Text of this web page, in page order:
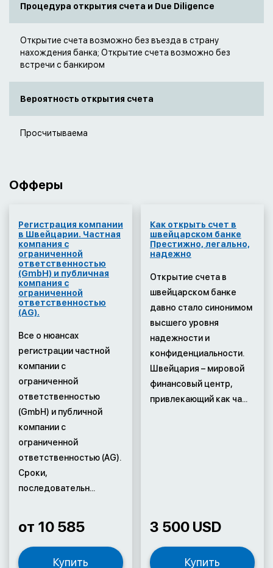
Процедура открытия счета и Due Diligence
Открытие счета возможно без въезда в страну
нахождения банка; Открытие счета возможно без
встречи с банкиром
Вероятность открытия счета
Просчитываема
Офферы
Регистрация компании
в Швейцарии. Частная
компания с
ограниченной
ответственностью
(GmbH) и публичная
компания с
ограниченной
ответственностью
(AG).
Все о нюансах
регистрации частной
компании с
ограниченной
ответственностью
(GmbH) и публичной
компании с
ограниченной
ответственностью (AG).
Сроки,
последовательн...
от 10 585
Купить
Как открыть счет в
швейцарском банке
Престижно, легально,
надежно
Открытие счета в
швейцарском банке
давно стало синонимом
высшего уровня
надежности и
конфиденциальности.
Швейцария – мировой
финансовый центр,
привлекающий как ча...
3 500 USD
Купить